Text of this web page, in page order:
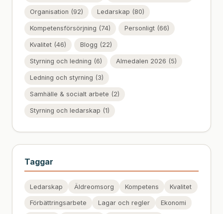
Organisation (92) Ledarskap (80)
Kompetensförsörjning (74) Personligt (66)
Kvalitet (46) Blogg (22)
Styrning och ledning (6) Almedalen 2026 (5)
Ledning och styrning (3)
Samhälle & socialt arbete (2)
Styrning och ledarskap (1)
Taggar
Ledarskap Äldreomsorg Kompetens Kvalitet
Förbättringsarbete Lagar och regler Ekonomi